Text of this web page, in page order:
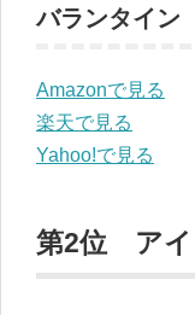
バランタイ
Amazonで見る
楽天で見る
Yahoo!で見る
第2位 アイ